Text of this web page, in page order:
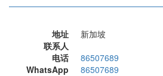
地址
新加坡
联系人
电话
86507689
WhatsApp
86507689